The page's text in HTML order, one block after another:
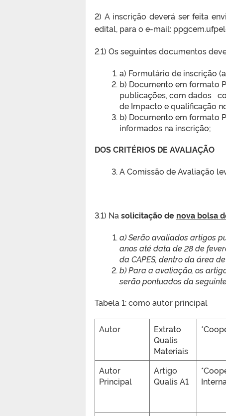
2) A inscrição deverá ser feita
edital, para o e-mail:
2.1) Os seguintes documentos
a) Formulário de inscrição
b) Documento em formato
publicações, com dados
de Impacto e qualificação
b) Documento em formato
informados na inscrição;
DOS CRITÉRIOS DE AVALIAÇÃO
A Comissão de Avaliação
3.1) Na solicitação de nova bolsa
a) Serão avaliados artigos
anos até data de 28 de
da CAPES, dentro da área
b) Para a avaliação, os
serão pontuados da
Tabela 1: como autor principal
Autor
Extrato
Qualis
Materiais
Autor
Principal
Artigo
Qualis A1